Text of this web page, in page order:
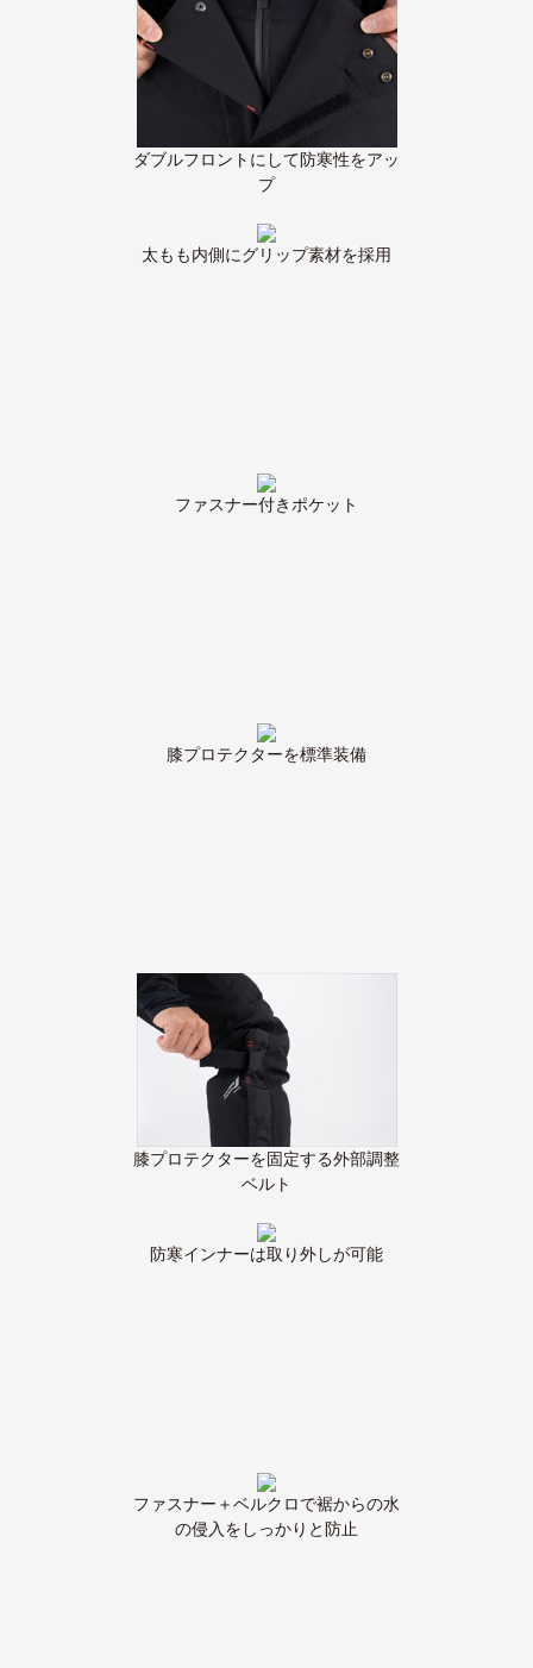
ダブルフロントにして防寒性をアッ
プ
太もも内側にグリップ素材を採用
ファスナー付きポケット
膝プロテクターを標準装備
膝プロテクターを固定する外部調整
ベルト
防寒インナーは取り外しが可能
ファスナー＋ベルクロで裾からの水
の侵入をしっかりと防止